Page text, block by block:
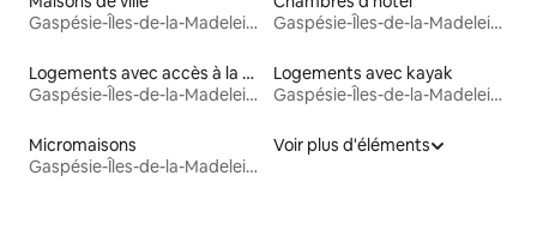
Gaspésie-Îles-de-la-Madeleine
Gaspésie-Îles-de-la-Madeleine
Logements avec accès à la plage
Gaspésie-Îles-de-la-Madeleine
Logements avec kayak
Gaspésie-Îles-de-la-Madeleine
Micromaisons
Gaspésie-Îles-de-la-Madeleine
Voir plus d'éléments